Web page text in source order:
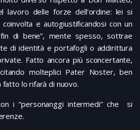
lavoro delle forze dell’ordine: lei si
e autogiustificandosi con un
di bene”, mente spesso, sottrae
di identità e portafogli o addirittura
Fatto ancora più sconcertante,
molteplici Pater Noster, ben
fatto lo rifarà di nuovo.
i “personanggi intermedi” che si